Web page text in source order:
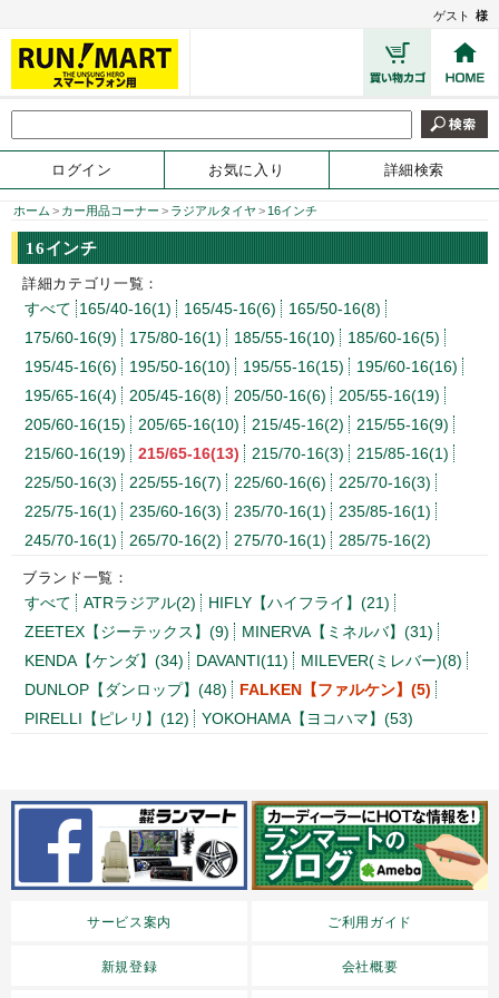
ゲスト 様
ログイン お気に入り 詳細検索
ホーム > カー用品コーナー > ラジアルタイヤ > 16インチ
16インチ
詳細カテゴリ一覧：
すべて 165/40-16(1) 165/45-16(6)
165/50-16(8)
175/60-16(9)
175/80-16(1) 185/55-16(10)
185/60-16(5)
195/45-16(6)
195/50-16(10) 195/55-16(15)
195/60-16(16)
195/65-16(4)
205/45-16(8) 205/50-16(6)
205/55-16(19)
205/60-16(15)
205/65-16(10) 215/45-16(2)
215/55-16(9)
215/60-16(19)
215/65-16(13) 215/70-16(3)
215/85-16(1)
225/50-16(3)
225/55-16(7) 225/60-16(6)
225/70-16(3)
225/75-16(1)
235/60-16(3) 235/70-16(1)
235/85-16(1)
245/70-16(1)
265/70-16(2) 275/70-16(1) 285/75-16(2)
ブランド一覧：
すべて ATRラジアル(2)
HIFLY【ハイフライ】(21)
ZEETEX【ジーテックス】(9)
MINERVA【ミネルバ】(31)
KENDA【ケンダ】(34)
DAVANTI(11)
MILEVER(ミレバー)(8)
DUNLOP【ダンロップ】(48)
FALKEN【ファルケン】(5)
PIRELLI【ピレリ】(12)
YOKOHAMA【ヨコハマ】(53)
サービス案内 ご利用ガイド
新規登録 会社概要